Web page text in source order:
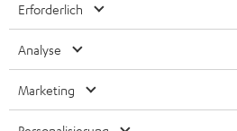
ULTIMA-SERIE
IN-EAR-KOPFHÖRER
FANSHOP
UNSER MANAGEMENT
NACHHALTIGKEIT
POLEN
SPANIEN
ITALIEN
Erforderlich
Analyse
Marketing